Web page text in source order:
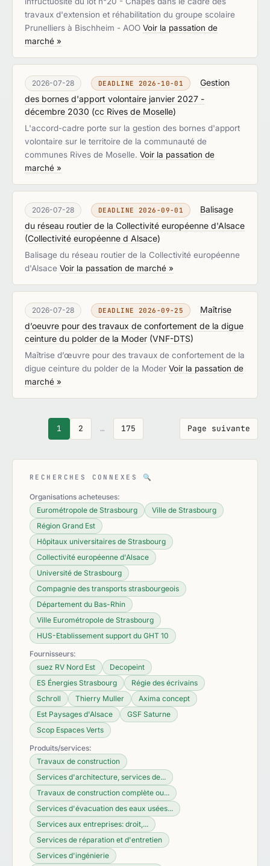
travaux d'extension et réhabilitation du groupe scolaire
Prunelliers à Bischheim - AOO Voir la passation de
marché »
2026-07-28 DEADLINE 2026-10-01
Gestion
des bornes d'apport volontaire janvier 2027 -
décembre 2030 (cc Rives de Moselle)
L'accord-cadre porte sur la gestion des bornes d'apport
volontaire sur le territoire de la communauté de
communes Rives de Moselle. Voir la passation de
marché »
2026-07-28 DEADLINE 2026-09-01
Balisage
du réseau routier de la Collectivité européenne d'Alsace
(Collectivité européenne d Alsace)
Balisage du réseau routier de la Collectivité européenne
d'Alsace Voir la passation de marché »
2026-07-28 DEADLINE 2026-09-25
Maîtrise
d’oeuvre pour des travaux de confortement de la digue
ceinture du polder de la Moder (VNF-DTS)
Maîtrise d’œuvre pour des travaux de confortement de la
digue ceinture du polder de la Moder Voir la passation de
marché »
Page suivante
1 2 … 175
RECHERCHES CONNEXES 🔍
Organisations acheteuses:
Eurométropole de Strasbourg
Ville de Strasbourg
Région Grand Est
Hôpitaux universitaires de Strasbourg
Collectivité européenne d'Alsace
Université de Strasbourg
Compagnie des transports strasbourgeois
Département du Bas-Rhin
Ville Eurométropole de Strasbourg
HUS-Etablissement support du GHT 10
Fournisseurs:
suez RV Nord Est
Decopeint
ES Énergies Strasbourg
Régie des écrivains
Schroll
Thierry Muller
Axima concept
Est Paysages d'Alsace
GSF Saturne
Scop Espaces Verts
Produits/services:
Travaux de construction
Services d'architecture, services de...
Travaux de construction complète ou...
Services d'évacuation des eaux usées...
Services aux entreprises: droit,...
Services de réparation et d'entretien
Services d'ingénierie